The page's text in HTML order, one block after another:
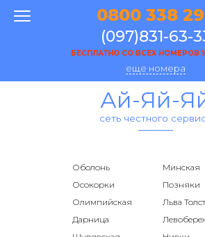
0800 338
(097)831-63-
БЕСПЛАТНО СО ВСЕХ НОМЕРОВ
еще номера
Ай-Яй-
сеть честного
Оболонь
Минская
Осокорки
Позняки
Олимпийская
Льва
Дарница